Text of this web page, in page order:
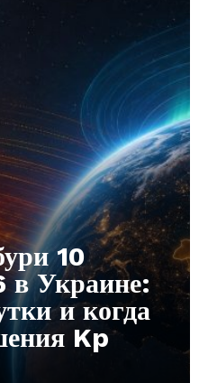
10
в Украине:
и когда
Kp